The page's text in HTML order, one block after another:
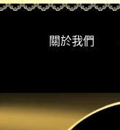
關於我們